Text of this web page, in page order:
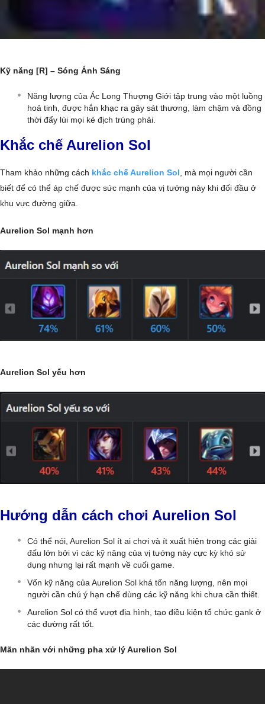
Kỹ năng [R] – Sóng Ánh Sáng
Năng lượng của Ác Long Thượng Giới tập trung vào một luồng
hoả tinh, được hắn khạc ra gây sát thương, làm chậm và đồng
thời đẩy lùi mọi kẻ địch trúng phải.
Khắc chế Aurelion Sol
Tham khảo những cách khắc chế Aurelion Sol , mà mọi người cần
biết để có thể áp chế được sức mạnh của vị tướng này khi đối đầu ở
khu vực đường giữa.
Aurelion Sol mạnh hơn
Aurelion Sol yếu hơn
Hướng dẫn cách chơi Aurelion Sol
Có thể nói, Aurelion Sol ít ai chơi và ít xuất hiện trong các giải
đấu lớn bởi vì các kỹ năng của vị tướng này cực kỳ khó sử
dụng nhưng lại rất mạnh về cuối game.
Vốn kỹ năng của Aurelion Sol khá tốn năng lượng, nên mọi
người cần chú ý hạn chế dùng các kỹ năng khi chưa cần thiết.
Aurelion Sol có thể vượt địa hình, tạo điều kiện tổ chức gank ở
các đường rất tốt.
Mãn nhãn với những pha xử lý Aurelion Sol